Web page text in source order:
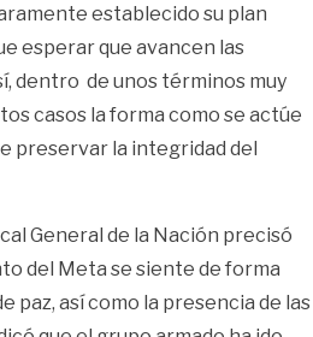
establecido su plan
esperar que avancen las
dentro de unos términos muy
casos la forma como se actúe
preservar la integridad del
General de la Nación precisó
del Meta se siente de forma
paz, así como la presencia de las